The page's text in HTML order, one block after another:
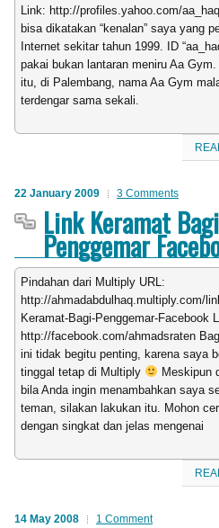
Link: http://profiles.yahoo.com/
bisa dikatakan “kenalan” saya yang
Internet sekitar tahun 1999. ID
pakai bukan lantaran meniru Aa
itu, di Palembang, nama Aa Gym
terdengar sama sekali.
22 January 2009 3 Comments
Link Keramat Bagi
Penggemar
Pindahan dari Multiply URL:
http://ahmadabdulhaq.multiply.com/
Keramat-Bagi-Penggemar-Facebook
http://facebook.com/ahmadsraten
ini tidak begitu penting, karena saya
tinggal tetap di Multiply
Meskipun
bila Anda ingin menambahkan saya
teman, silakan lakukan itu. Mohon
dengan singkat dan jelas mengenai
14 May 2008 1 Comment